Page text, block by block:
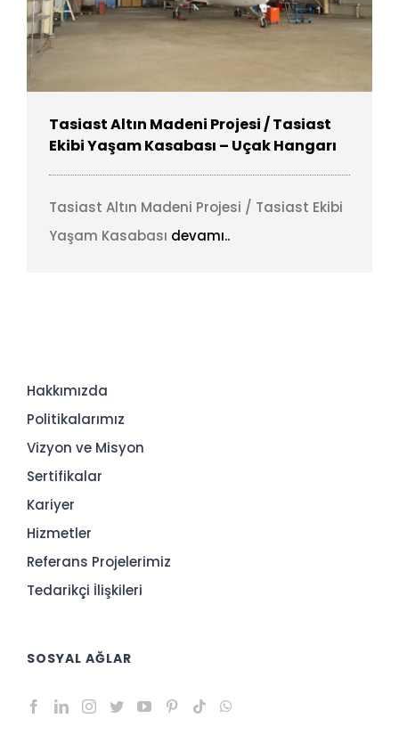
Tasiast Altın Madeni Projesi / Tasiast
Ekibi Yaşam Kasabası – Uçak Hangarı
Tasiast Altın Madeni Projesi / Tasiast Ekibi
Yaşam Kasabası devamı..
Hakkımızda
Politikalarımız
Vizyon ve Misyon
Sertifikalar
Kariyer
Hizmetler
Referans Projelerimiz
Tedarikçi İlişkileri
SOSYAL AĞLAR